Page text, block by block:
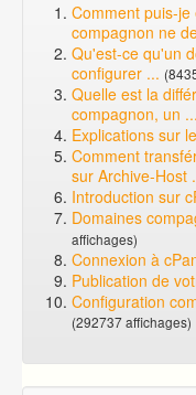
Comment puis-
compagnon ne
Qu'est-ce qu'un
configurer ...
Quelle est la
compagnon, un ...
Explications sur
Comment
sur Archive-Host
Introduction sur
Domaines
affichages)
Connexion à
Publication de
Configuration
(292737 affichages)